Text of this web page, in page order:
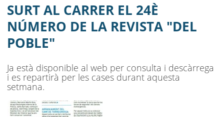
AJUNTAMENT
MUNICIPI
SEU ELECTRÒNICA
BELL-LLOC SOLUCIONA
SURT AL CARRER EL 24È
NÚMERO DE LA REVISTA "DEL
POBLE"
Ja està disponible al web per consulta i descàrrega
i es repartirà per les cases durant aquesta
setmana.